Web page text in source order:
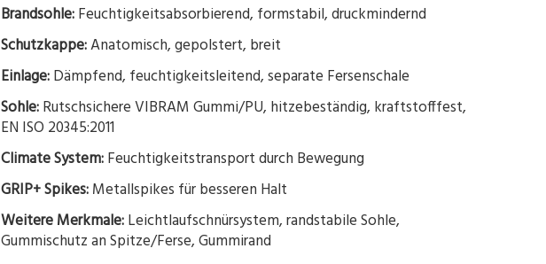
Brandsohle:Feuchtigkeitsabsorbierend, formstabil, druckmindernd
Schutzkappe:Anatomisch, gepolstert, breit
Einlage:Dämpfend, feuchtigkeitsleitend, separate Fersenschale
Sohle:Rutschsichere VIBRAM Gummi/PU, hitzebeständig, kraftstofffest,
EN ISO 20345:2011
Climate System:Feuchtigkeitstransport durch Bewegung
GRIP+ Spikes:Metallspikes für besseren Halt
Weitere Merkmale:Leichtlaufschnürsystem, randstabile Sohle,
Gummischutz an Spitze/Ferse, Gummirand